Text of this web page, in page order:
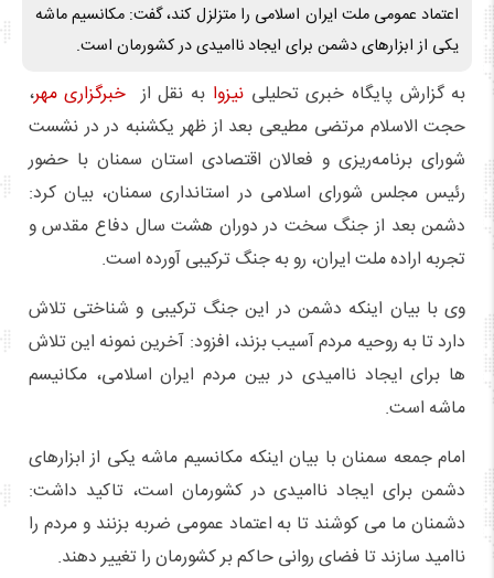
اعتماد عمومی ملت ایران اسلامی را متزلزل کند، گفت: مکانسیم ماشه
یکی از ابزارهای دشمن برای ایجاد ناامیدی در کشورمان است.
به گزارش پایگاه خبری تحلیلینیزوا به نقل از خبرگزاری مهر،
حجت الاسلام مرتضی مطیعی بعد از ظهر یکشنبه در در نشست
شورای برنامه‌ریزی و فعالان اقتصادی استان سمنان با حضور
رئیس مجلس شورای اسلامی در استانداری سمنان، بیان کرد:
دشمن بعد از جنگ سخت در دوران هشت سال دفاع مقدس و
تجربه اراده ملت ایران، رو به جنگ ترکیبی آورده است.
وی با بیان اینکه دشمن در این جنگ ترکیبی و شناختی تلاش
دارد تا به روحیه مردم آسیب بزند، افزود: آخرین نمونه این تلاش
ها برای ایجاد ناامیدی در بین مردم ایران اسلامی، مکانیسم
ماشه است.
امام جمعه سمنان با بیان اینکه مکانسیم ماشه یکی از ابزارهای
دشمن برای ایجاد ناامیدی در کشورمان است، تاکید داشت:
دشمنان ما می کوشند تا به اعتماد عمومی ضربه بزنند و مردم را
ناامید سازند تا فضای روانی حاکم بر کشورمان را تغییر دهند.